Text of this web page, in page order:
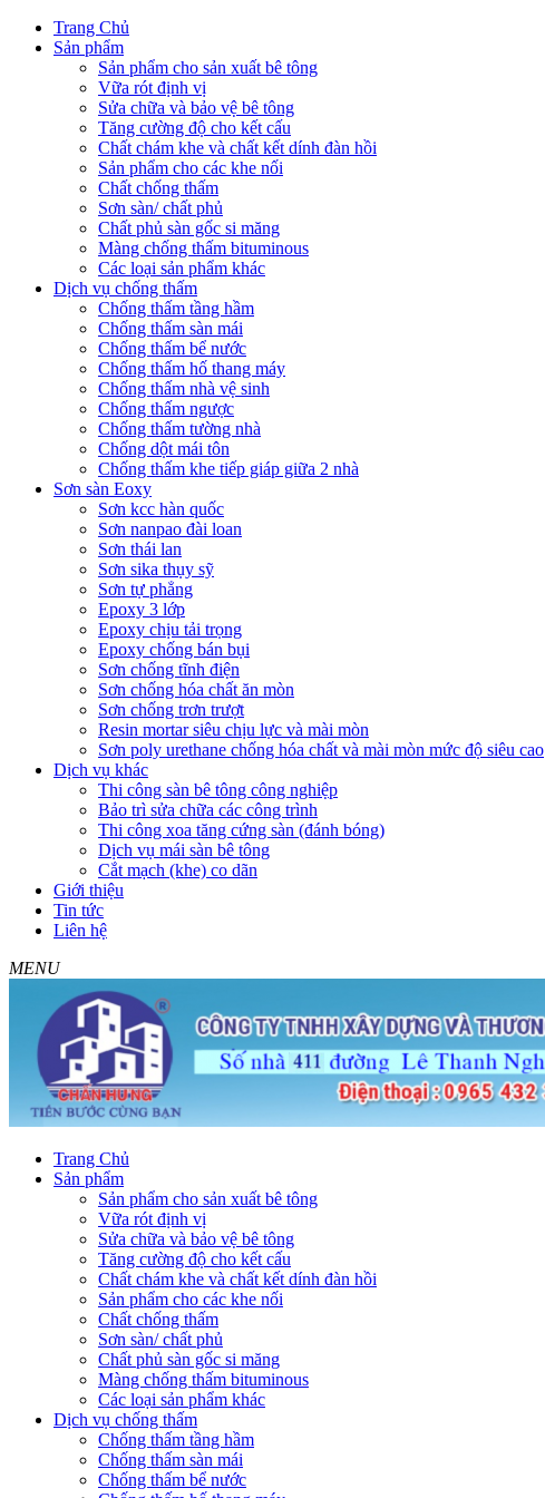
Trang Chủ
Sản phẩm
Sản phẩm cho sản xuất bê tông
Vữa rót định vị
Sửa chữa và bảo vệ bê tông
Tăng cường độ cho kết cấu
Chất chám khe và chất kết dính đàn hồi
Sản phẩm cho các khe nối
Chất chống thấm
Sơn sàn/ chất phủ
Chất phủ sàn gốc si măng
Màng chống thấm bituminous
Các loại sản phẩm khác
Dịch vụ chống thấm
Chống thấm tầng hầm
Chống thấm sàn mái
Chống thấm bể nước
Chống thấm hố thang máy
Chống thấm nhà vệ sinh
Chống thấm ngược
Chống thấm tường nhà
Chống dột mái tôn
Chống thấm khe tiếp giáp giữa 2 nhà
Sơn sàn Eoxy
Sơn kcc hàn quốc
Sơn nanpao đài loan
Sơn thái lan
Sơn sika thụy sỹ
Sơn tự phẳng
Epoxy 3 lớp
Epoxy chịu tải trọng
Epoxy chống bán bụi
Sơn chống tĩnh điện
Sơn chống hóa chất ăn mòn
Sơn chống trơn trượt
Resin mortar siêu chịu lực và mài mòn
Sơn poly urethane chống hóa chất và mài mòn mức độ siêu cao
Dịch vụ khác
Thi công sàn bê tông công nghiệp
Bảo trì sửa chữa các công trình
Thi công xoa tăng cứng sàn (đánh bóng)
Dịch vụ mái sàn bê tông
Cắt mạch (khe) co dãn
Giới thiệu
Tin tức
Liên hệ
MENU
Trang Chủ
Sản phẩm
Sản phẩm cho sản xuất bê tông
Vữa rót định vị
Sửa chữa và bảo vệ bê tông
Tăng cường độ cho kết cấu
Chất chám khe và chất kết dính đàn hồi
Sản phẩm cho các khe nối
Chất chống thấm
Sơn sàn/ chất phủ
Chất phủ sàn gốc si măng
Màng chống thấm bituminous
Các loại sản phẩm khác
Dịch vụ chống thấm
Chống thấm tầng hầm
Chống thấm sàn mái
Chống thấm bể nước